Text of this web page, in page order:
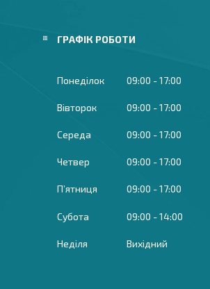
ГРАФІК РОБОТИ
Понеділок 09:00 17:00
Вівторок 09:00 17:00
Середа 09:00 17:00
Четвер 09:00 17:00
Пʼятниця 09:00 17:00
Субота 09:00 14:00
Неділя Вихідний